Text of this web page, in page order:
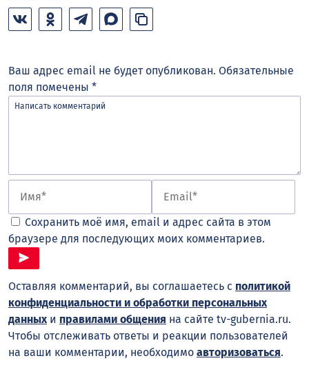
Ваш адрес email не будет опубликован. Обязательные
поля помечены *
Сохранить моё имя, email и адрес сайта в этом
браузере для последующих моих комментариев.
Оставляя комментарий, вы соглашаетесь с политикой
конфиденциальности и обработки персональных
данных и правилами общения на сайте tv-gubernia.ru.
Чтобы отслеживать ответы и реакции пользователей
на ваши комментарии, необходимо авторизоваться.